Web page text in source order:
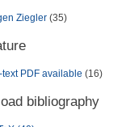
Ziegler (35)
text PDF available (16)
bibliography